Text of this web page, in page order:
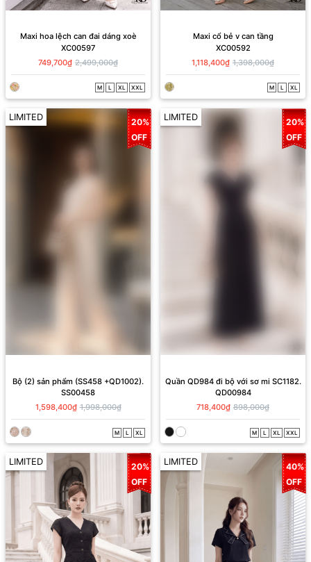
Maxi hoa lệch can đai dáng xoè
XC00597
749,700₫ 2,499,000₫
M L XL XXL
Maxi cổ bẻ v can tầng
XC00592
1,118,400₫ 1,398,000₫
M L XL
LIMITED
20%
OFF
Bộ (2) sản phẩm (SS458 +QD1002).
SS00458
1,598,400₫ 1,998,000₫
M L XL
LIMITED
20%
OFF
Quần QD984 đi bộ với sơ mi SC1182.
QD00984
718,400₫ 898,000₫
M L XL XXL
LIMITED
20%
OFF
LIMITED
40%
OFF